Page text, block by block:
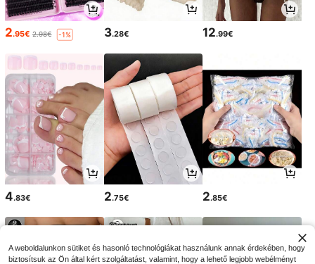
2.95€ 2.98€ -1% 3.28€ 12.99€
4.83€ 2.75€ 2.85€
A weboldalunkon sütiket és hasonló technológiákat használunk annak érdekében, hogy
biztosítsuk az Ön által kért szolgáltatást, valamint, hogy a lehető legjobb webélményt